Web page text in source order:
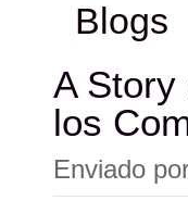
Blogs
A Story
los
Enviado